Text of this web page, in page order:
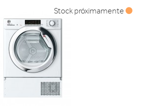
Stock próximamente